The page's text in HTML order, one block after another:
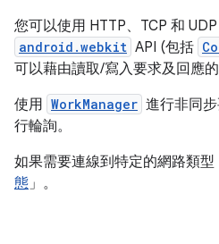
您可以使用 HTTP、TCP 和
android.webkit API (包括
可以藉由讀取/寫入要求及回應
使用 WorkManager 進行非同
行輪詢。
如果需要連線到特定的網路類型
態」。